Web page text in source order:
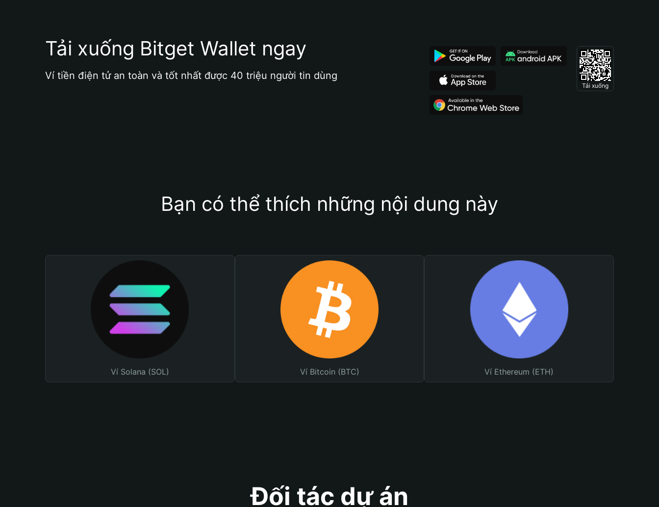
Tải xuống Bitget Wallet ngay
Ví tiền điện tử an toàn và tốt nhất được 40 triệu người tin dùng
Tải xuống
Bạn có thể thích những nội dung này
Ví Solana (SOL) Ví Bitcoin (BTC) Ví Ethereum (ETH)
Đối tác dự án